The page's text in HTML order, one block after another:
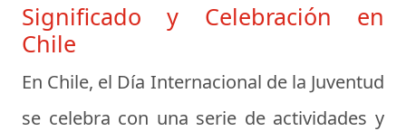
Significado y Celebración en
Chile
En Chile, el Día Internacional de la Juventud
se celebra con una serie de actividades y